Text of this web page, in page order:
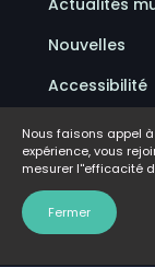
Actualités
Nouvelles
Accessibilité
Politique de
Conditions
FAQ
Nous faisons appel
expérience, vous
mesurer l''efficacité
Fermer